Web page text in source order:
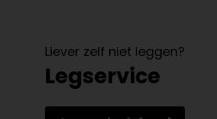
Liever zelf niet leggen?
Legservice